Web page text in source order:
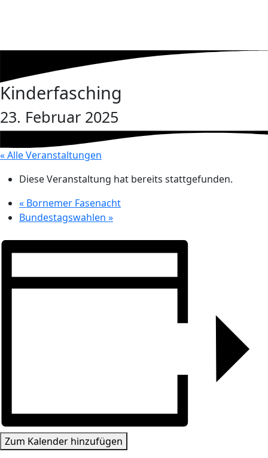
Kinderfasching
23. Februar 2025
« Alle Veranstaltungen
Diese Veranstaltung hat bereits stattgefunden.
« Bornemer Fasenacht
Bundestagswahlen »
Zum Kalender hinzufügen